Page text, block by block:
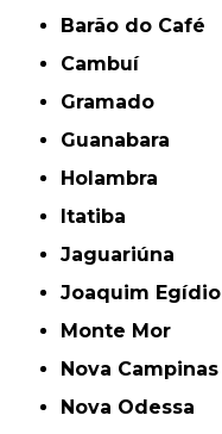
Barão do Café
Cambuí
Gramado
Guanabara
Holambra
Itatiba
Jaguariúna
Joaquim Egídio
Monte Mor
Nova Campinas
Nova Odessa